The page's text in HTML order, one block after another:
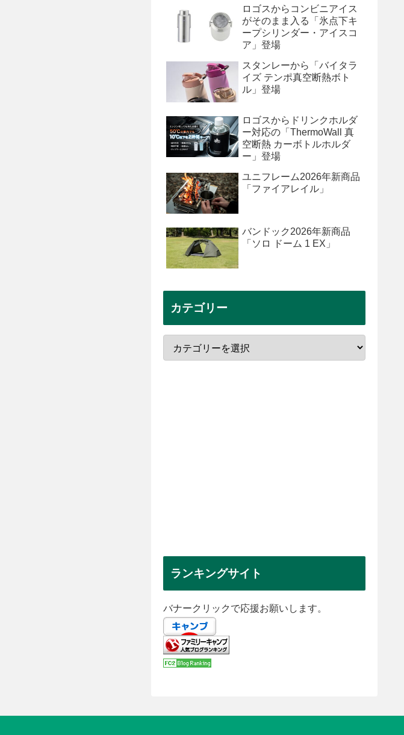
ロゴスからコンビニアイス
がそのまま入る「氷点下キ
ープシリンダー・アイスコ
ア」登場
スタンレーから「バイタラ
イズ テンポ真空断熱ボト
ル」登場
ロゴスからドリンクホルダ
ー対応の「ThermoWall 真
空断熱 カーボトルホルダ
ー」登場
ユニフレーム2026年新商品
「ファイアレイル」
バンドック2026年新商品
「ソロ ドーム 1 EX」
カテゴリー
ランキングサイト
バナークリックで応援お願いします。